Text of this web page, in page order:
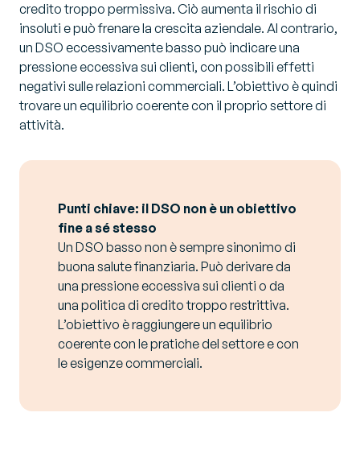
credito troppo permissiva. Ciò aumenta il rischio di
insoluti e può frenare la crescita aziendale. Al contrario,
un DSO eccessivamente basso può indicare una
pressione eccessiva sui clienti, con possibili effetti
negativi sulle relazioni commerciali. L’obiettivo è quindi
trovare un equilibrio coerente con il proprio settore di
attività.
Punti chiave: il DSO non è un obiettivo
fine a sé stesso
Un DSO basso non è sempre sinonimo di
buona salute finanziaria. Può derivare da
una pressione eccessiva sui clienti o da
una politica di credito troppo restrittiva.
L’obiettivo è raggiungere un equilibrio
coerente con le pratiche del settore e con
le esigenze commerciali.